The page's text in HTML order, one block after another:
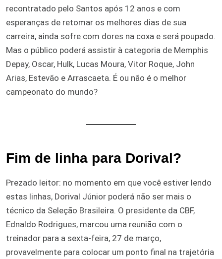
recontratado pelo Santos após 12 anos e com
esperanças de retomar os melhores dias de sua
carreira, ainda sofre com dores na coxa e será poupado.
Mas o público poderá assistir à categoria de Memphis
Depay, Oscar, Hulk, Lucas Moura, Vitor Roque, John
Arias, Estevão e Arrascaeta. É ou não é o melhor
campeonato do mundo?
Fim de linha para Dorival?
Prezado leitor: no momento em que você estiver lendo
estas linhas, Dorival Júnior poderá não ser mais o
técnico da Seleção Brasileira. O presidente da CBF,
Ednaldo Rodrigues, marcou uma reunião com o
treinador para a sexta-feira, 27 de março,
provavelmente para colocar um ponto final na trajetória